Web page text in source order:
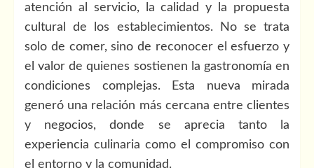
atención al servicio, la calidad y la propuesta
cultural de los establecimientos. No se trata
solo de comer, sino de reconocer el esfuerzo y
el valor de quienes sostienen la gastronomía en
condiciones complejas. Esta nueva mirada
generó una relación más cercana entre clientes
y negocios, donde se aprecia tanto la
experiencia culinaria como el compromiso con
el entorno y la comunidad.